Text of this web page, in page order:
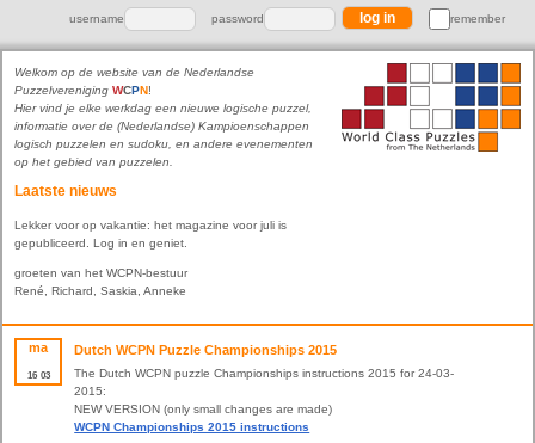
username password remember
Welkom op de website van de Nederlandse
Puzzelvereniging WCPN!
Hier vind je elke werkdag een nieuwe logische puzzel,
informatie over de (Nederlandse) Kampioenschappen
logisch puzzelen en sudoku, en andere evenementen
op het gebied van puzzelen.
Laatste nieuws
Lekker voor op vakantie: het magazine voor juli is
gepubliceerd. Log in en geniet.
groeten van het WCPN-bestuur
René, Richard, Saskia, Anneke
ma
16 03
Dutch WCPN Puzzle Championships 2015
The Dutch WCPN puzzle Championships instructions 2015 for 24-03-
2015:
NEW VERSION (only small changes are made)
WCPN Championships 2015 instructions